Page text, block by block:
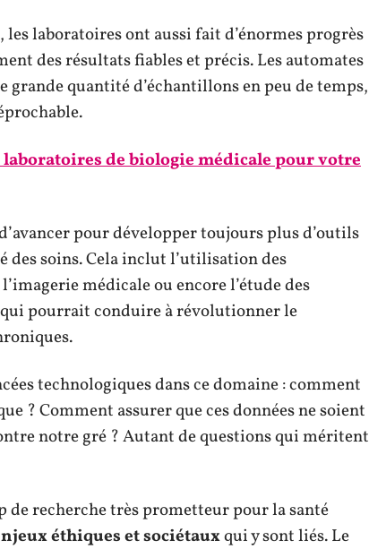
, les laboratoires ont aussi fait d’énormes progrès
des résultats fiables et précis. Les automates
quantité d’échantillons en peu de temps,
laboratoires de biologie médicale pour votre
pour développer toujours plus d’outils
soins. Cela inclut l’utilisation des
médicale ou encore l’étude des
qui pourrait conduire à révolutionner le
technologiques dans ce domaine : comment
? Comment assurer que ces données ne soient
notre gré ? Autant de questions qui méritent
de recherche très prometteur pour la santé
éthiques et sociétauxqui y sont liés. Le